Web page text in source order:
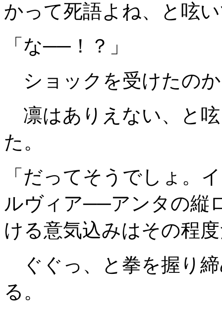
かって死語よね、と呟
「な──！？」
ショックを受けたの
凛はありえない、と
た。
「だってそうでしょ。
ルヴィア──アンタの縦
ける意気込みはその程
ぐぐっ、と拳を握り
る。